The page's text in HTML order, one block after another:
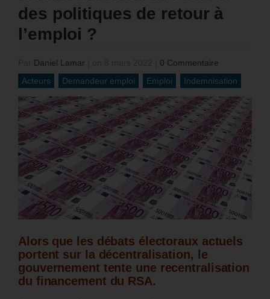
des politiques de retour à
l’emploi ?
Daniel Lamar
0 Commentaire
Acteurs
Demandeur emploi Emploi Indemnisation
Alors que les débats électoraux actuels
portent sur la décentralisation, le
gouvernement tente une recentralisation
du financement du RSA.